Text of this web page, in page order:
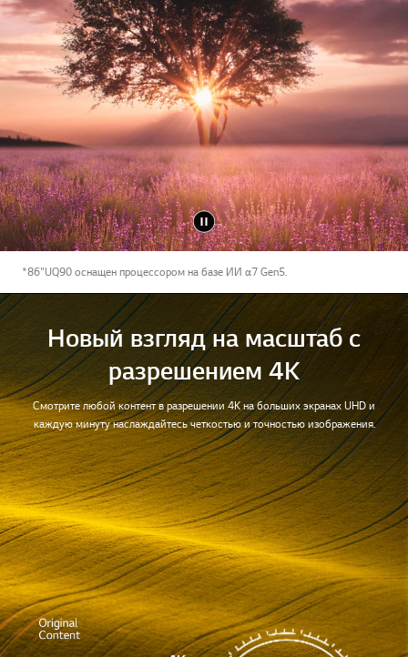
*86"UQ90 оснащен процессором на базе ИИ α7 Gen5.
Новый взгляд на масштаб с
разрешением 4K
Смотрите любой контент в разрешении 4K на больших экранах UHD и
каждую минуту наслаждайтесь четкостью и точностью изображения.